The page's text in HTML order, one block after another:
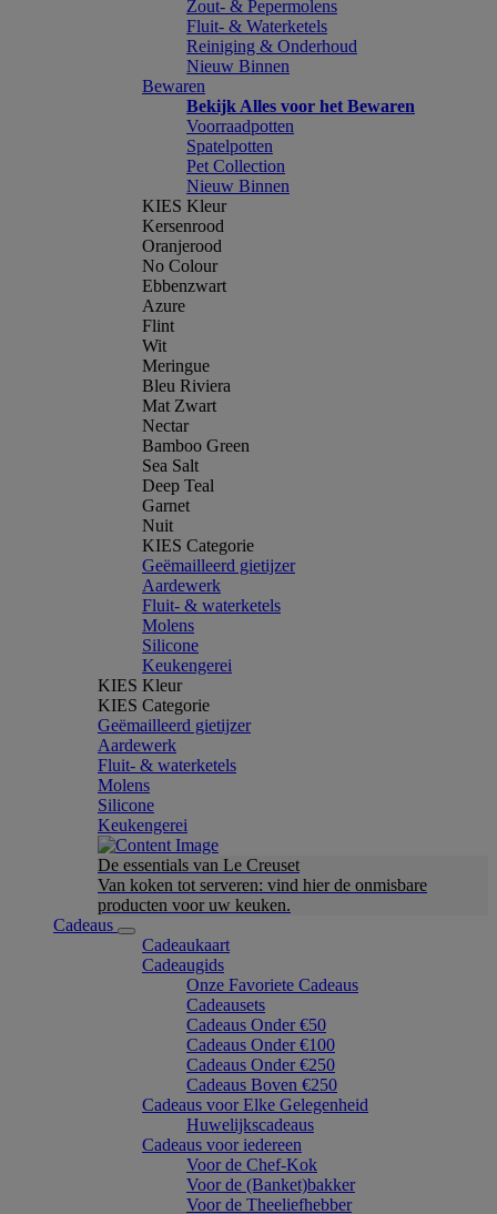
Zout- & Pepermolens
Fluit- & Waterketels
Reiniging & Onderhoud
Nieuw Binnen
Bewaren
Bekijk Alles voor het Bewaren
Voorraadpotten
Spatelpotten
Pet Collection
Nieuw Binnen
KIES Kleur
Kersenrood
Oranjerood
No Colour
Ebbenzwart
Azure
Flint
Wit
Meringue
Bleu Riviera
Mat Zwart
Nectar
Bamboo Green
Sea Salt
Deep Teal
Garnet
Nuit
KIES Categorie
Geëmailleerd gietijzer
Aardewerk
Fluit- & waterketels
Molens
Silicone
Keukengerei
KIES Kleur
KIES Categorie
Geëmailleerd gietijzer
Aardewerk
Fluit- & waterketels
Molens
Silicone
Keukengerei
De essentials van Le Creuset
Van koken tot serveren: vind hier de onmisbare
producten voor uw keuken.
Cadeaus
Cadeaukaart
Cadeaugids
Onze Favoriete Cadeaus
Cadeausets
Cadeaus Onder €50
Cadeaus Onder €100
Cadeaus Onder €250
Cadeaus Boven €250
Cadeaus voor Elke Gelegenheid
Huwelijkscadeaus
Cadeaus voor iedereen
Voor de Chef-Kok
Voor de (Banket)bakker
Voor de Theeliefhebber